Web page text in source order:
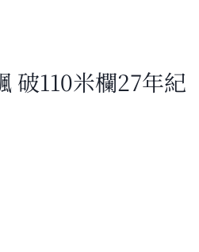
破110米欄27年紀